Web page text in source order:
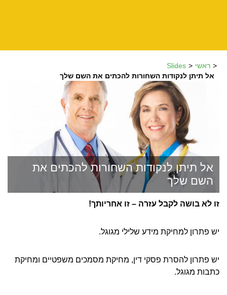
ראשי
Slides
אל תיתן לנקודות השחורות להכתים את השם שלך
אל תיתן לנקודות השחורות להכתים את
השם שלך
זו לא בושה לקבל עזרה – זו אחריותך!
יש פתרון למחיקת מידע שלילי מגוגל.
יש פתרון להסרת פסקי דין, מחיקת מסמכים משפטיים ומחיקת
כתבות מגוגל.